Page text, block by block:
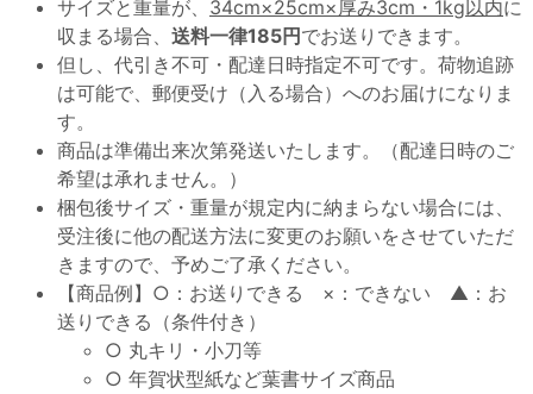
サイズと重量が、 34cm×25cm×厚み3cm・1kg以内に
収まる場合、 送料一律185円 でお送りできます。
但し、代引き不可・配達日時指定不可です。荷物追跡
は可能で、郵便受け（入る場合）へのお届けになりま
す。
商品は準備出来次第発送いたします。（配達日時のご
希望は承れません。）
梱包後サイズ・重量が規定内に納まらない場合には、
受注後に他の配送方法に変更のお願いをさせていただ
きますので、予めご了承ください。
【商品例】○：お送りできる ×：できない ▲：お
送りできる（条件付き）
○ 丸キリ・小刀等
○ 年賀状型紙など葉書サイズ商品